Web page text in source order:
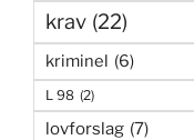
krav (22)
kriminel (6)
L 98 (2)
lovforslag (7)